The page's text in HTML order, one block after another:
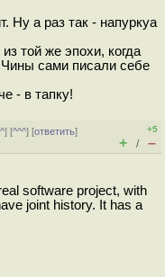
Ну а раз так - напуркуа
той же эпохи, когда
сами писали себе
- в тапку!
] [^^^] [ответить]
+5
+ / –
software project, with
joint history. It has a